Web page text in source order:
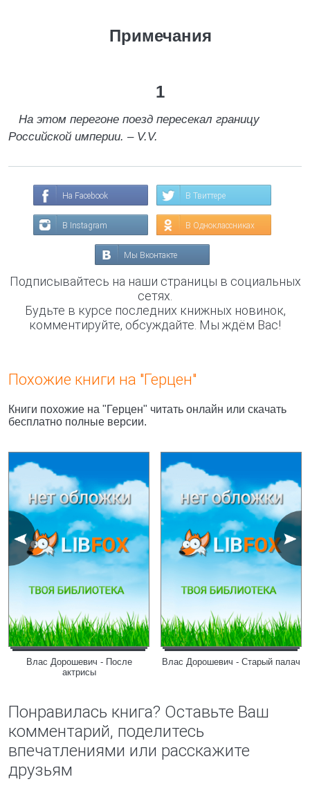
Примечания
1
На этом перегоне поезд пересекал границу
Российской империи. – V.V.
На Facebook В Твиттере
В Instagram В Одноклассниках
Мы Вконтакте
Подписывайтесь на наши страницы в социальных
сетях.
Будьте в курсе последних книжных новинок,
комментируйте, обсуждайте. Мы ждём Вас!
Похожие книги на "Герцен"
Книги похожие на "Герцен" читать онлайн или скачать
бесплатно полные версии.
Влас Дорошевич - После
актрисы
Влас Дорошевич - Старый палач
Понравилась книга? Оставьте Ваш
комментарий, поделитесь
впечатлениями или расскажите
друзьям